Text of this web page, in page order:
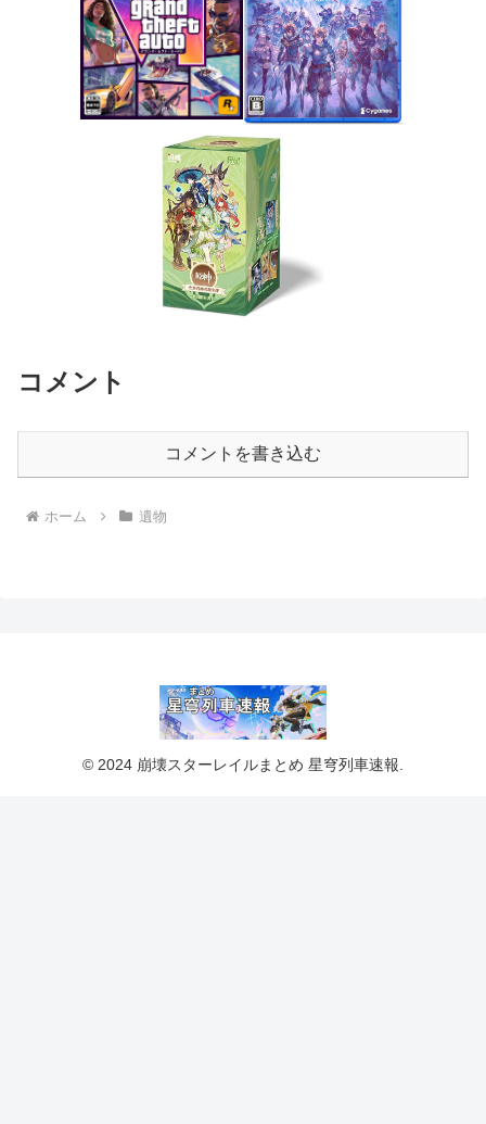
コメント
コメントを書き込む
ホーム 遺物
© 2024 崩壊スターレイルまとめ 星穹列車速報.